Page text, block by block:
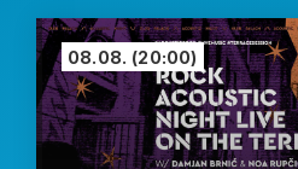
08.08. (20:00)